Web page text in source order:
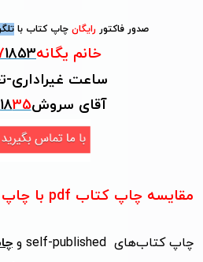
صدور فاکتور رایگان چاپ کتاب با
خانم یگانه1853
ساعت غیراداری-
آقای سروش 1835
مقایسه چاپ کتاب pdf با چاپ کتاب فیزیکی
چاپ کتاب‌های self-published و